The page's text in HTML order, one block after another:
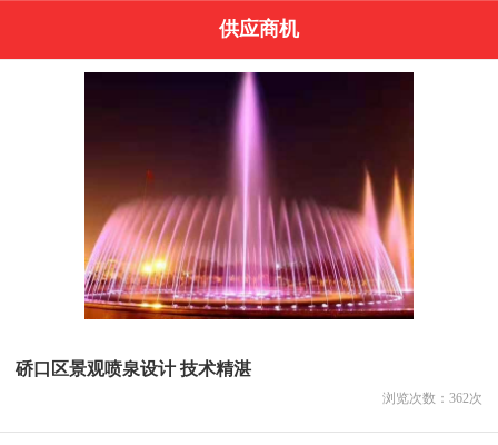
供应商机
硚口区景观喷泉设计 技术精湛
浏览次数： 362次